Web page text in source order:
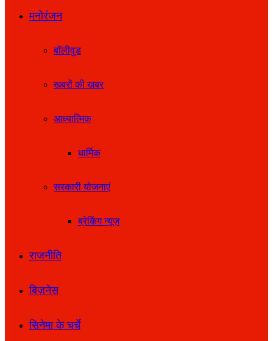
मनोरंजन
बॉलीवुड
खबरों की खबर
आध्यात्मिक
धार्मिक
सरकारी योजनाएं
ब्रेकिंग न्यूज़
राजनीति
बिज़नेस
सिनेमा के चर्चे